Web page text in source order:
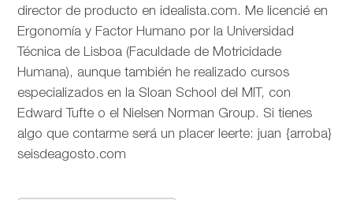
director de producto en idealista.com. Me licencié en
Ergonomía y Factor Humano por la Universidad
Técnica de Lisboa (Faculdade de Motricidade
Humana), aunque también he realizado cursos
especializados en la Sloan School del MIT, con
Edward Tufte o el Nielsen Norman Group. Si tienes
algo que contarme será un placer leerte: juan {arroba}
seisdeagosto.com